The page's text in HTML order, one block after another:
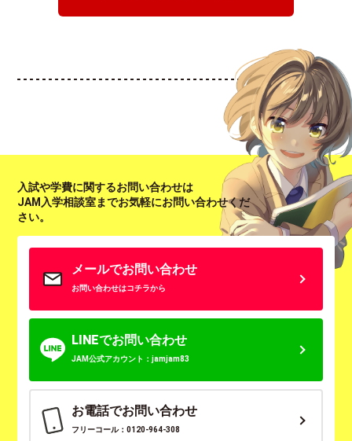
入試や学費に関するお問い合わせは
JAM入学相談室までお気軽にお問い合わせくだ
さい。
メールでお問い合わせ
お問い合わせはコチラから
LINEでお問い合わせ
JAM公式アカウント：jamjam83
お電話でお問い合わせ
フリーコール：0120-964-308